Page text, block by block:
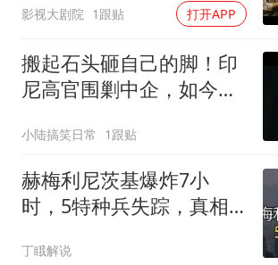
影视大剧院 1跟贴 打开APP
搬起石头砸自己的脚！印
尼高官围剿中企，如今烂
小陆搞笑日常 1跟贴
赫梅利尼茨基爆炸7小
时，5特种兵失踪，真相
丁睋解说